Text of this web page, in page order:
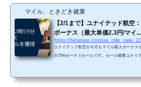
マイル、ときどき健康
【2/1まで】ユナイテッド航空
ボーナス（最大単価2.3円/マイ...
https://hetatare.com/
ユナイテッド航空が今月もマイル購入ボーナス
大75%ボーナスセールです。セール概要ユナイ
セールと比較するとボーナス率は高くないです